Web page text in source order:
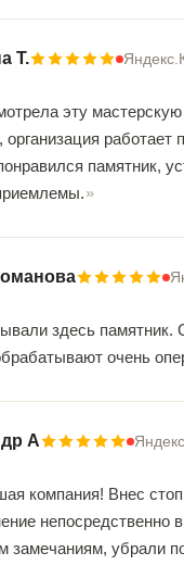
Т.
эту
организация
памятник,
здесь
очень
А
компания! Внес
непосредственно
замечаниям, убрали